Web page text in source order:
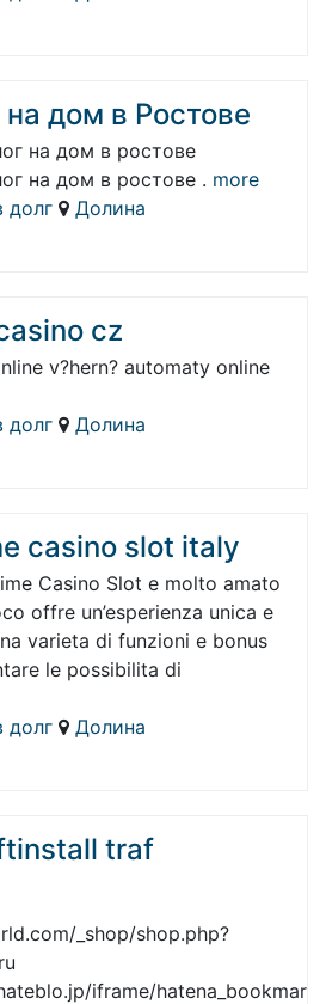
на дом в Ростове
на дом в ростове
на дом в ростове . more
долг
Долина
cz
v?hern? automaty online
долг
Долина
casino slot italy
Casino Slot e molto amato
offre un’esperienza unica e
varieta di funzioni e bonus
le possibilita di
долг
Долина
traf
_shop/shop.php?
iframe/